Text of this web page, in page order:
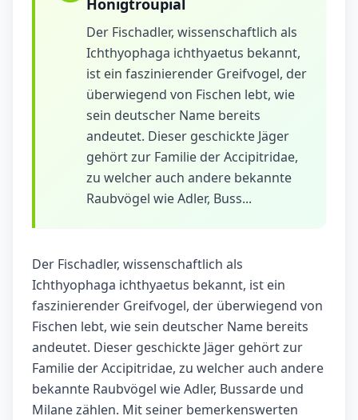
Honigtroupial
Der Fischadler, wissenschaftlich als
Ichthyophaga ichthyaetus bekannt,
ist ein faszinierender Greifvogel, der
überwiegend von Fischen lebt, wie
sein deutscher Name bereits
andeutet. Dieser geschickte Jäger
gehört zur Familie der Accipitridae,
zu welcher auch andere bekannte
Raubvögel wie Adler, Buss...
Der Fischadler, wissenschaftlich als
Ichthyophaga ichthyaetus bekannt, ist ein
faszinierender Greifvogel, der überwiegend von
Fischen lebt, wie sein deutscher Name bereits
andeutet. Dieser geschickte Jäger gehört zur
Familie der Accipitridae, zu welcher auch andere
bekannte Raubvögel wie Adler, Bussarde und
Milane zählen. Mit seiner bemerkenswerten